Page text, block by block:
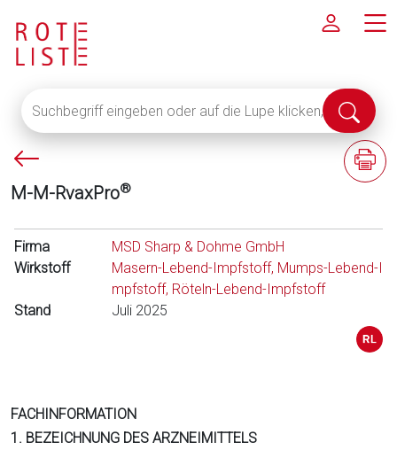
eingeben
oder
auf
die
Lupe
klicken,
um
alle
Fachinformationen
anzuzeigen
Suche
P
e
l
l
n
M-M-RvaxPro®
F
a
n
r
m
Firma
MSD Sharp & Dohme GmbH
Wirkstoff
Masern-Lebend-Impfstoff, Mumps-Lebend-I
mpfstoff, Röteln-Lebend-Impfstoff
Stand
Juli 2025
FACHINFORMATION
1. BEZEICHNUNG DES ARZNEIMITTELS